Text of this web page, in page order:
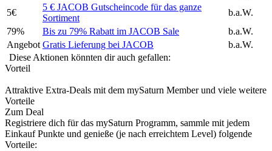
5€
5 € JACOB Gutscheincode für das ganze
Sortiment
b.a.W.
79%
Bis zu 79% Rabatt im JACOB Sale
b.a.W.
Angebot Gratis Lieferung bei JACOB
b.a.W.
Diese Aktionen könnten dir auch gefallen:
Vorteil
Attraktive Extra-Deals mit dem mySaturn Member und viele weitere
Vorteile
Zum Deal
Registriere dich für das mySaturn Programm, sammle mit jedem
Einkauf Punkte und genieße (je nach erreichtem Level) folgende
Vorteile: